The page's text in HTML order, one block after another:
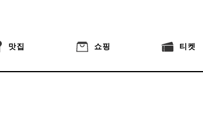
맛집 쇼핑 티켓